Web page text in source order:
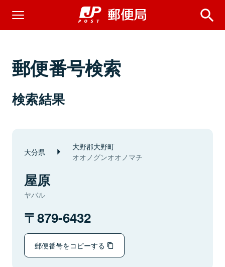
郵便番号検索
検索結果
大分県 大野郡大野町
オオノグンオオノマチ
屋原
ヤバル
879-6432
郵便番号をコピーする